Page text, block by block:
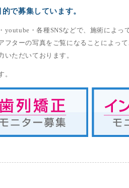
的で募集しています。
・各種SNSなどで、施術によっ
フターの写真をご覧になることによっ
いただいております。
。